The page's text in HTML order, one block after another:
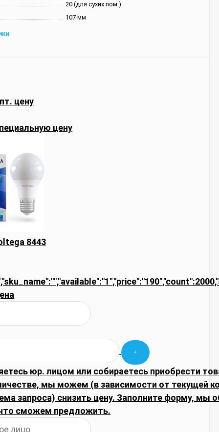
20 (для сухих пом.)
107 мм
цену
цену
8443
юр. лицом или собираетесь приобрести
мы можем (в зависимости от текущей
запроса) снизить цену. Заполните форму, мы
сможем предложить.